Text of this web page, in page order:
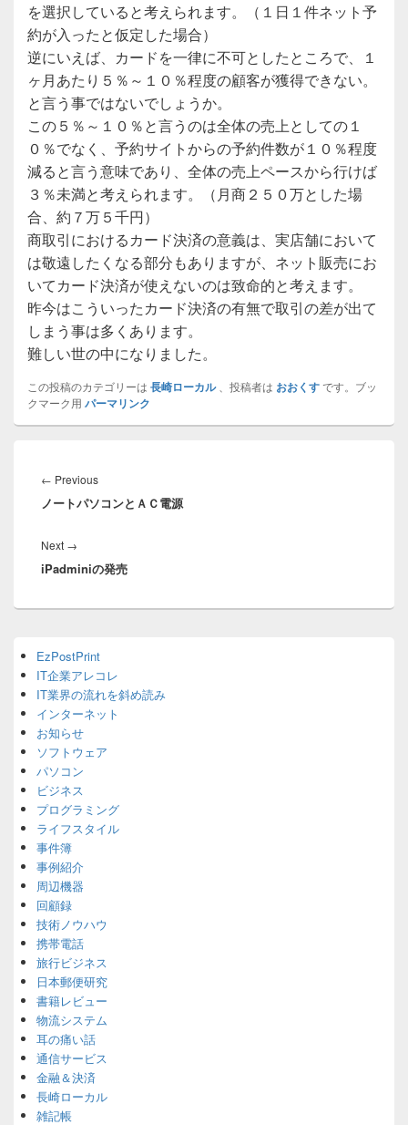
を選択していると考えられます。（１日１件ネット予
約が入ったと仮定した場合）
逆にいえば、カードを一律に不可としたところで、１
ヶ月あたり５％～１０％程度の顧客が獲得できない。
と言う事ではないでしょうか。
この５％～１０％と言うのは全体の売上としての１
０％でなく、予約サイトからの予約件数が１０％程度
減ると言う意味であり、全体の売上ペースから行けば
３％未満と考えられます。（月商２５０万とした場
合、約７万５千円）
商取引におけるカード決済の意義は、実店舗において
は敬遠したくなる部分もありますが、ネット販売にお
いてカード決済が使えないのは致命的と考えます。
昨今はこういったカード決済の有無で取引の差が出て
しまう事は多くあります。
難しい世の中になりました。
この投稿のカテゴリーは 長崎ローカル、投稿者は おおくすです。ブッ
クマーク用 パーマリンク
稿
ナ
ゲ
シ
← PreviousPrevious
post:
ノートパソコンとＡＣ電源
Next →
post:
iPadminiの発売
Sidebar
Widget
Area
EzPostPrint
IT企業アレコレ
IT業界の流れを斜め読み
インターネット
お知らせ
ソフトウェア
パソコン
ビジネス
プログラミング
ライフスタイル
事件簿
事例紹介
周辺機器
回顧録
技術ノウハウ
携帯電話
旅行ビジネス
日本郵便研究
書籍レビュー
物流システム
耳の痛い話
通信サービス
金融＆決済
長崎ローカル
雑記帳